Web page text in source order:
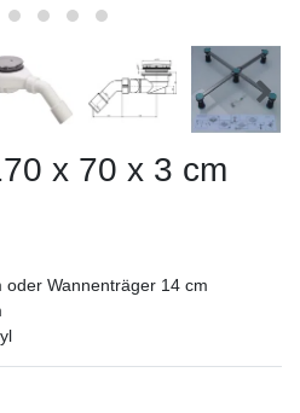
x 70 x 3 cm
Wannenträger 14 cm